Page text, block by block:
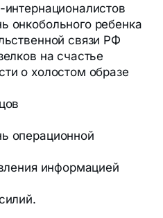
онкобольного ребенка
связи РФ
на счастье
о холостом образе
операционной
информацией